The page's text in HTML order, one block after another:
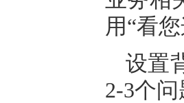
用“看
设置
2-3个